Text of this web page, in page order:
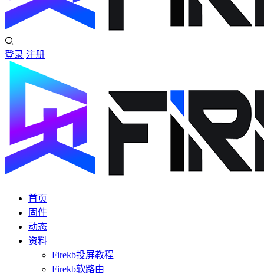
登录 注册
首页
固件
动态
资料
Firekb投屏教程
Firekb软路由